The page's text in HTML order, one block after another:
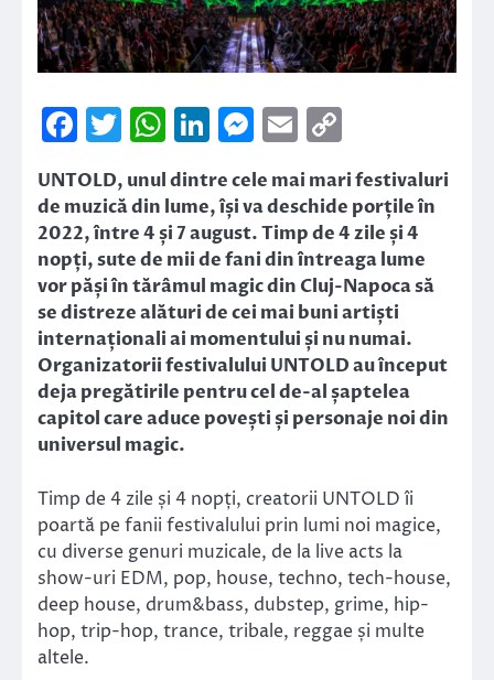
Facebook
Twitter
WhatsApp
LinkedIn
Messenger
Email
Link
UNTOLD, unul dintre cele mai mari festivaluri
de muzică din lume, își va deschide porțile în
2022, între 4 și 7 august. Timp de 4 zile și 4
nopți, sute de mii de fani din întreaga lume
vor păși în tărâmul magic din Cluj-Napoca să
se distreze alături de cei mai buni artiști
internaționali ai momentului și nu numai.
Organizatorii festivalului UNTOLD au început
deja pregătirile pentru cel de-al șaptelea
capitol care aduce povești și personaje noi din
universul magic.
Timp de 4 zile și 4 nopți, creatorii UNTOLD îi
poartă pe fanii festivalului prin lumi noi magice,
cu diverse genuri muzicale, de la live acts la
show-uri EDM, pop, house, techno, tech-house,
deep house, drum&bass, dubstep, grime, hip-
hop, trip-hop, trance, tribale, reggae și multe
altele.